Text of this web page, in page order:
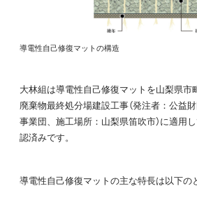
導電性自己修復マットの構造
大林組は導電性自己修復マットを山梨県市
廃棄物最終処分場建設工事（発注者：公益
事業団、施工場所：山梨県笛吹市）に適用
認済みです。
導電性自己修復マットの主な特長は以下の